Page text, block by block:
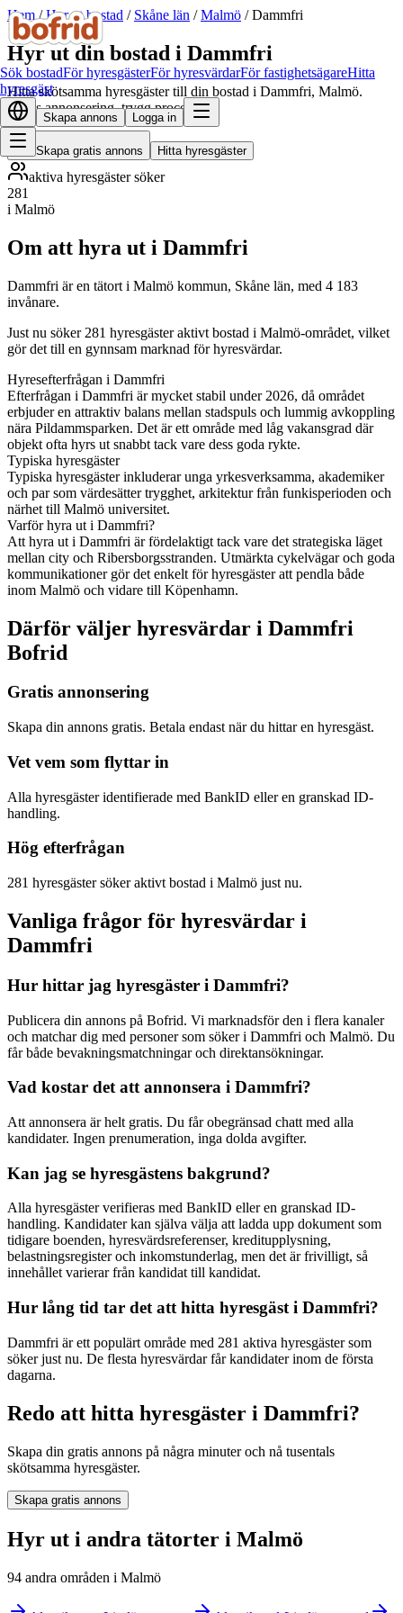
Sök bostadFör hyresgästerFör hyresvärdarFör fastighetsägareHitta
hyresgäst
Skapa annons Logga in
Hem/Hyr ut bostad / Skåne län /Malmö /Dammfri
Hyr ut din bostad i Dammfri
Hitta skötsamma hyresgäster till din bostad i Dammfri, Malmö.
Gratis annonsering, trygg process.
Skapa gratis annons Hitta hyresgäster
aktiva hyresgäster söker
281
i Malmö
Om att hyra ut i Dammfri
Dammfri är en tätort i Malmö kommun, Skåne län, med 4 183
invånare.
Just nu söker 281 hyresgäster aktivt bostad i Malmö-området, vilket
gör det till en gynnsam marknad för hyresvärdar.
Hyresefterfrågan i Dammfri
Efterfrågan i Dammfri är mycket stabil under 2026, då området
erbjuder en attraktiv balans mellan stadspuls och lummig avkoppling
nära Pildammsparken. Det är ett område med låg vakansgrad där
objekt ofta hyrs ut snabbt tack vare dess goda rykte.
Typiska hyresgäster
Typiska hyresgäster inkluderar unga yrkesverksamma, akademiker
och par som värdesätter trygghet, arkitektur från funkisperioden och
närhet till Malmö universitet.
Varför hyra ut i Dammfri?
Att hyra ut i Dammfri är fördelaktigt tack vare det strategiska läget
mellan city och Ribersborgsstranden. Utmärkta cykelvägar och goda
kommunikationer gör det enkelt för hyresgäster att pendla både
inom Malmö och vidare till Köpenhamn.
Därför väljer hyresvärdar i Dammfri
Bofrid
Gratis annonsering
Skapa din annons gratis. Betala endast när du hittar en hyresgäst.
Vet vem som flyttar in
Alla hyresgäster identifierade med BankID eller en granskad ID-
handling.
Hög efterfrågan
281 hyresgäster söker aktivt bostad i Malmö just nu.
Vanliga frågor för hyresvärdar i
Dammfri
Hur hittar jag hyresgäster i Dammfri?
Publicera din annons på Bofrid. Vi marknadsför den i flera kanaler
och matchar dig med personer som söker i Dammfri och Malmö. Du
får både bevakningsmatchningar och direktansökningar.
Vad kostar det att annonsera i Dammfri?
Att annonsera är helt gratis. Du får obegränsad chatt med alla
kandidater. Ingen prenumeration, inga dolda avgifter.
Kan jag se hyresgästens bakgrund?
Alla hyresgäster verifieras med BankID eller en granskad ID-
handling. Kandidater kan själva välja att ladda upp dokument som
tidigare boenden, hyresvärdsreferenser, kreditupplysning,
belastningsregister och inkomstunderlag, men det är frivilligt, så
innehållet varierar från kandidat till kandidat.
Hur lång tid tar det att hitta hyresgäst i Dammfri?
Dammfri är ett populärt område med 281 aktiva hyresgäster som
söker just nu. De flesta hyresvärdar får kandidater inom de första
dagarna.
Redo att hitta hyresgäster i Dammfri?
Skapa din gratis annons på några minuter och nå tusentals
skötsamma hyresgäster.
Skapa gratis annons
Hyr ut i andra tätorter i Malmö
94 andra områden i Malmö